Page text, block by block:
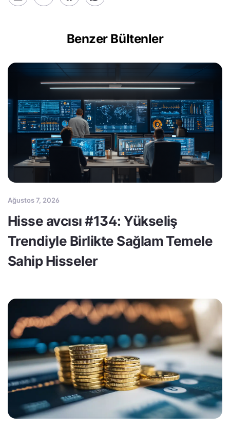
Benzer Bültenler
Ağustos 7, 2026
Hisse avcısı #134: Yükseliş
Trendiyle Birlikte Sağlam Temele
Sahip Hisseler